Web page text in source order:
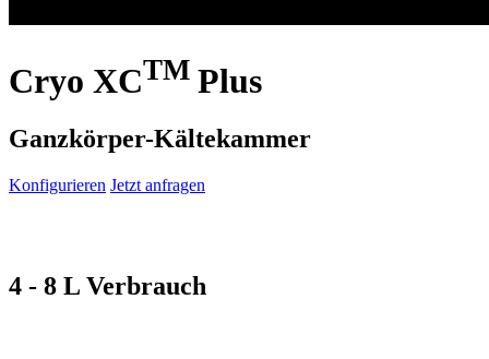
Cryo XCTM Plus
Ganzkörper-Kältekammer
Konfigurieren Jetzt anfragen
4 - 8 L Verbrauch